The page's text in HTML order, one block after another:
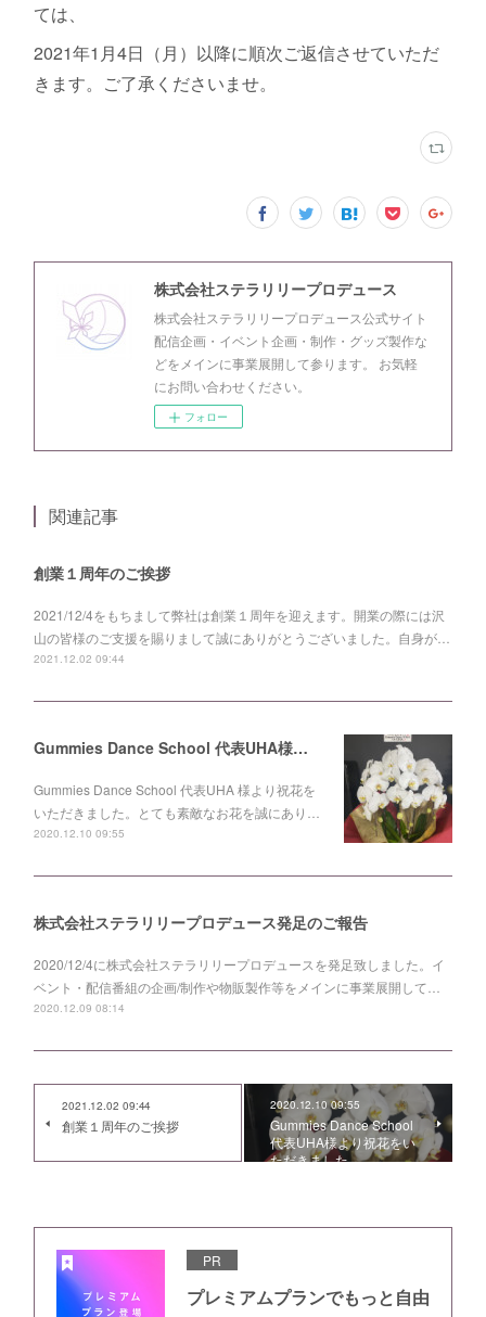
ては、
2021年1月4日（月）以降に順次ご返信させていただ
きます。ご了承くださいませ。
株式会社ステラリリープロデュース
株式会社ステラリリープロデュース公式サイト
配信企画・イベント企画・制作・グッズ製作な
どをメインに事業展開して参ります。 お気軽
にお問い合わせください。
フォロー
関連記事
創業１周年のご挨拶
2021/12/4をもちまして弊社は創業１周年を迎えます。開業の際には沢
山の皆様のご支援を賜りまして誠にありがとうございました。自身が…
2021.12.02 09:44
Gummies Dance School 代表UHA様より祝花をいただきました。
Gummies Dance School 代表UHA 様より祝花を
いただきました。とても素敵なお花を誠にあり…
2020.12.10 09:55
株式会社ステラリリープロデュース発足のご報告
2020/12/4に株式会社ステラリリープロデュースを発足致しました。イ
ベント・配信番組の企画/制作や物販製作等をメインに事業展開して…
2020.12.09 08:14
2021.12.02 09:44
創業１周年のご挨拶
2020.12.10 09:55
Gummies Dance School
代表UHA様より祝花をい
ただきました。
PR
プレミアムプランでもっと自由